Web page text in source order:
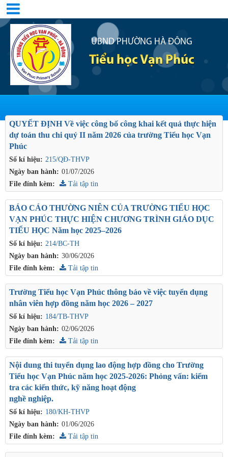
UBND PHƯỜNG HÀ ĐÔNG
Tiểu học Vạn Phúc
Số kí hiệu: 215/QĐ-THVP
Ngày ban hành: 01/07/2026
QUYẾT ĐỊNH Về việc công bố công khai kết quả thực hiện
dự toán thu chi quý II năm 2026 của trường Tiểu học Vạn
Phúc
File đính kèm: Tải tập tin
Số kí hiệu: 214/BC-TH
Ngày ban hành: 30/06/2026
BÁO CÁO THƯỜNG NIÊN CỦA TRƯỜNG TIỂU HỌC
VẠN PHÚC THỰC HIỆN CHƯƠNG TRÌNH GIÁO DỤC
TIỂU HỌC Năm học 2025–2026
File đính kèm: Tải tập tin
Số kí hiệu: 184/TB-THVP
Ngày ban hành: 02/06/2026
Trường Tiểu học Vạn Phúc thông báo về việc tuyển dụng
nhân viên hợp đồng năm học 2026 – 2027
File đính kèm: Tải tập tin
Số kí hiệu: 180/KH-THVP
Ngày ban hành: 01/06/2026
Nội dung thi tuyển dụng lao động hợp đồng cho Trường
Tiểu học Vạn Phúc năm học 2025-2026: Phỏng vấn: kiểm
tra các kiến thức, kỹ năng hoạt động
nghề nghiệp.
File đính kèm: Tải tập tin